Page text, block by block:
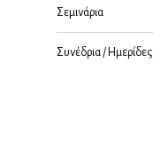
Σεμινάρια
Συνέδρια / Ημερίδες